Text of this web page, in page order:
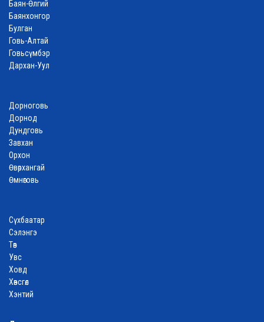
Баян-Өлгий
Баянхонгор
Булган
Говь-Алтай
Говьсүмбэр
Дархан-Уул
Дорноговь
Дорнод
Дундговь
Завхан
Орхон
Өвөрхангай
Өмнөговь
Сүхбаатар
Сэлэнгэ
Төв
Увс
Ховд
Хөвсгөл
Хэнтий